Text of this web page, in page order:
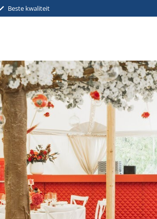
Beste kwaliteit